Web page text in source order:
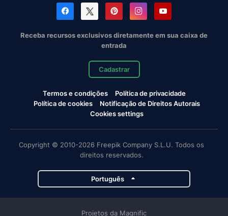
Receba recursos exclusivos diretamente em sua caixa de
entrada
Cadastrar
Termos e condições
Política de privacidade
Política de cookies
Notificação de Direitos Autorais
Cookies settings
Copyright © 2010-2026 Freepik Company S.L.U. Todos os
direitos reservados.
Português
Projetos da Magnific